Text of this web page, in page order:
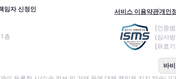
임자 신정인
층
서비스 이용약관개인
[인증
(심사
[유효
바